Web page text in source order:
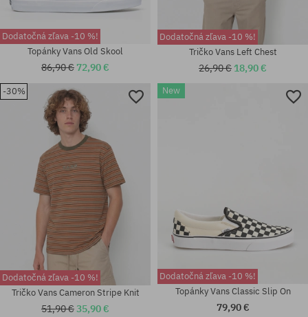
Dostupné veľkosti:
Dodatočná zľava -10 %!
Topánky Vans Old Skool
86,90 € 72,90 €
Dodatočná zľava -10 %!
Tričko Vans Left Chest
26,90 € 18,90 €
-30%
Dodatočná zľava -10 %!
Tričko Vans Cameron Stripe Knit
51,90 €35,90 €
New
Dodatočná zľava -10 %!
Topánky Vans Classic Slip On
79,90 €